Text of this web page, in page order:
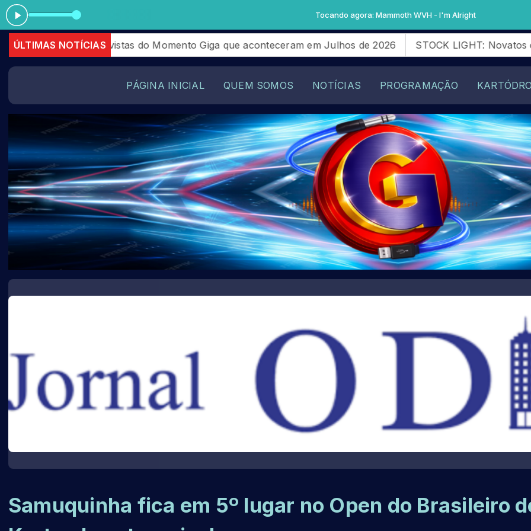
ÚLTIMAS NOTÍCIAS
Giga que aconteceram em Julhos de 2026 STOCK LIGHT: Novatos da SG28 Racing querem comprovar
PÁGINA INICIAL QUEM SOMOS NOTÍCIAS PROGRAMAÇÃO
Samuquinha fica em 5º lugar no Open do Brasileiro